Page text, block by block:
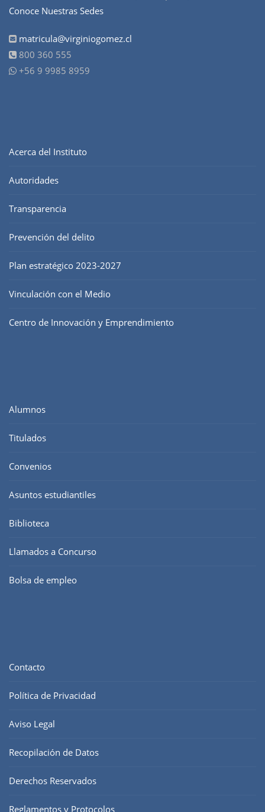
Conoce Nuestras Sedes
matricula@virginiogomez.cl
800 360 555
+56 9 9985 8959
Acerca del Instituto
Autoridades
Transparencia
Prevención del delito
Plan estratégico 2023-2027
Vinculación con el Medio
Centro de Innovación y Emprendimiento
Alumnos
Titulados
Convenios
Asuntos estudiantiles
Biblioteca
Llamados a Concurso
Bolsa de empleo
Contacto
Política de Privacidad
Aviso Legal
Recopilación de Datos
Derechos Reservados
Reglamentos y Protocolos